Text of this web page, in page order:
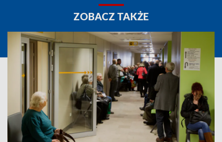
ZOBACZ TAKŻE